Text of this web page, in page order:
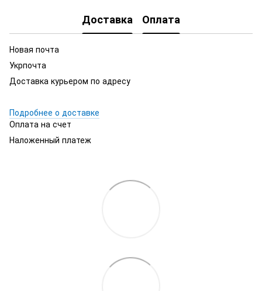
Доставка Оплата
Новая почта
Укрпочта
Доставка курьером по адресу
Подробнее о доставке
Оплата на счет
Наложенный платеж